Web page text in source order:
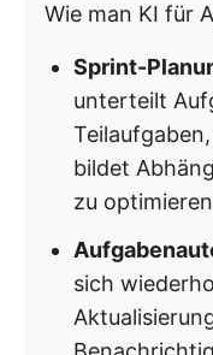
Wie man KI für
Sprint-
unterteilt
bildet
zu
sich